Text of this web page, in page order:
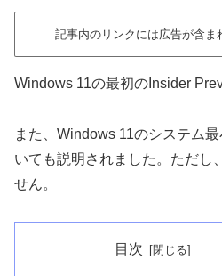
記事内のリンクには広告が含ま
Windows 11の最初のInsider
また、Windows 11のシステム
いても説明されました。ただし
せん。
目次